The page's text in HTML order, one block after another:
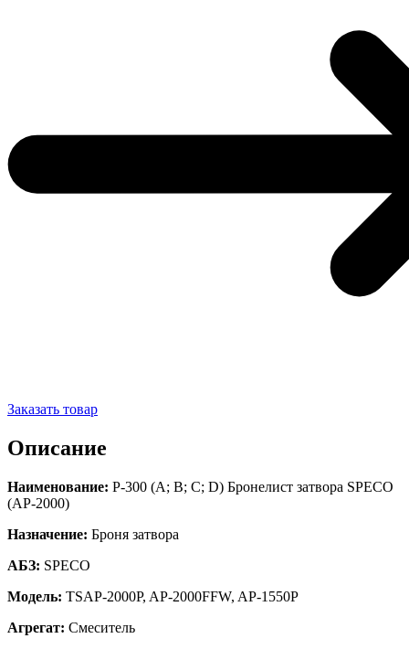
Заказать товар
Описание
Наименование: Р-300 (A; B; C; D) Бронелист затвора SPECO
(AP-2000)
Назначение: Броня затвора
АБЗ: SPECO
Модель: TSAP-2000P, AP-2000FFW, AP-1550P
Агрегат: Смеситель